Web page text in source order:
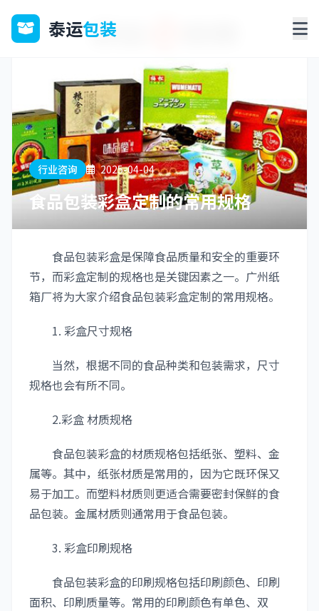
泰运包装
行业咨询 2025-04-04
食品包装彩盒定制的常用规格
食品包装彩盒是保障食品质量和安全的重要环
节，而彩盒定制的规格也是关键因素之一。广州纸
箱厂将为大家介绍食品包装彩盒定制的常用规格。
1. 彩盒尺寸规格
当然，根据不同的食品种类和包装需求，尺寸
规格也会有所不同。
2.彩盒 材质规格
食品包装彩盒的材质规格包括纸张、塑料、金
属等。其中，纸张材质是常用的，因为它既环保又
易于加工。而塑料材质则更适合需要密封保鲜的食
品包装。金属材质则通常用于食品包装。
3. 彩盒印刷规格
食品包装彩盒的印刷规格包括印刷颜色、印刷
面积、印刷质量等。常用的印刷颜色有单色、双